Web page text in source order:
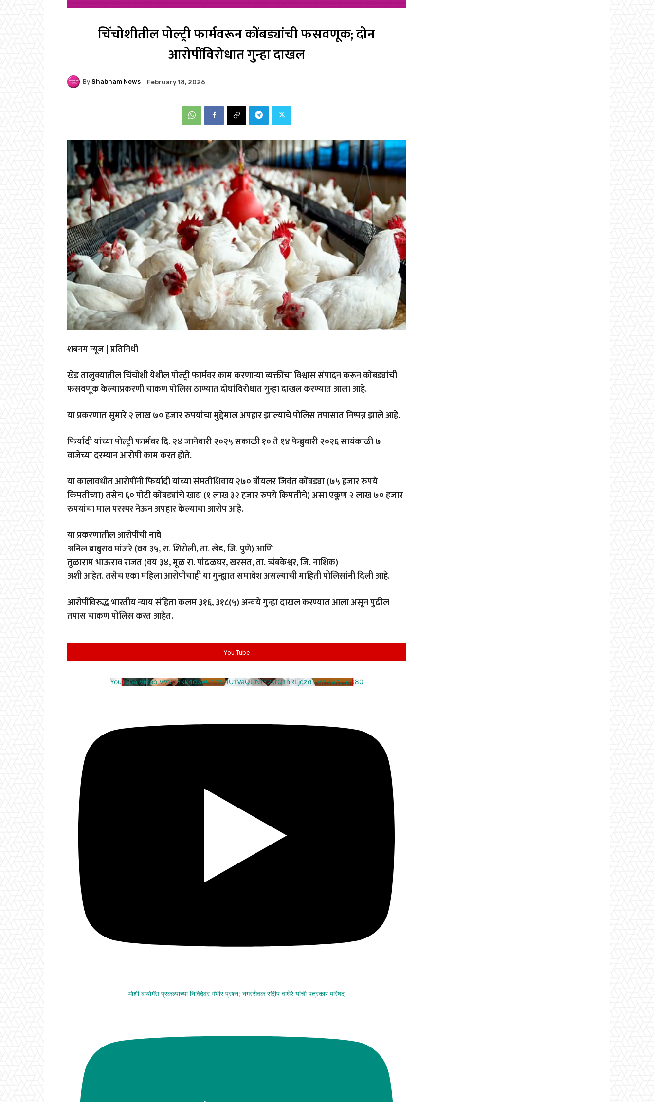
चिंचोशीतील पोल्ट्री फार्मवरून कोंबड्यांची फसवणूक; दोन
आरोपींविरोधात गुन्हा दाखल
By Shabnam News February 18, 2026
शबनम न्यूज | प्रतिनिधी
खेड तालुक्यातील चिंचोशी येथील पोल्ट्री फार्मवर काम करणाऱ्या व्यक्तींचा विश्वास संपादन करून कोंबड्यांची
फसवणूक केल्याप्रकरणी चाकण पोलिस ठाण्यात दोघांविरोधात गुन्हा दाखल करण्यात आला आहे.
या प्रकरणात सुमारे २ लाख ७० हजार रुपयांचा मुद्देमाल अपहार झाल्याचे पोलिस तपासात निष्पन्न झाले आहे.
फिर्यादी यांच्या पोल्ट्री फार्मवर दि. २४ जानेवारी २०२५ सकाळी १० ते १४ फेब्रुवारी २०२६ सायंकाळी ७
वाजेच्या दरम्यान आरोपी काम करत होते.
या कालावधीत आरोपींनी फिर्यादी यांच्या संमतीशिवाय २७० बॉयलर जिवंत कोंबड्या (७५ हजार रुपये
किमतीच्या) तसेच ६० पोटी कोंबड्यांचे खाद्य (१ लाख ३२ हजार रुपये किमतीचे) असा एकूण २ लाख ७० हजार
रुपयांचा माल परस्पर नेऊन अपहार केल्याचा आरोप आहे.
या प्रकरणातील आरोपींची नावे
अनिल बाबुराव मांजरे (वय ३५, रा. शिरोली, ता. खेड, जि. पुणे) आणि
तुळाराम भाऊराव राजत (वय ३४, मूळ रा. पांढळघर, खरसत, ता. त्र्यंबकेश्वर, जि. नाशिक)
अशी आहेत. तसेच एका महिला आरोपीचाही या गुन्ह्यात समावेश असल्याची माहिती पोलिसांनी दिली आहे.
आरोपींविरुद्ध भारतीय न्याय संहिता कलम ३१६, ३१८(५) अन्वये गुन्हा दाखल करण्यात आला असून पुढील
तपास चाकण पोलिस करत आहेत.
You Tube
YouTube Video VVV0Ykk4d3A0cm94U1VaQUNfY2xrQ1hRLjczdTMzRWNJd080
मोशी बायोगॅस प्रकल्पाच्या निविदेवर गंभीर प्रश्न; नगरसेवक संदीप वाघेरे यांची पत्रकार परिषद